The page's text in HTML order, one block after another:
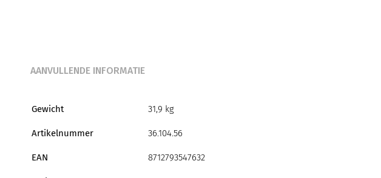
AANVULLENDE INFORMATIE
Gewicht 31,9 kg
Artikelnummer 36.104.56
EAN 8712793547632